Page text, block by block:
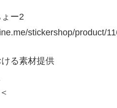
ー2
stickershop/product/
ける素材提供